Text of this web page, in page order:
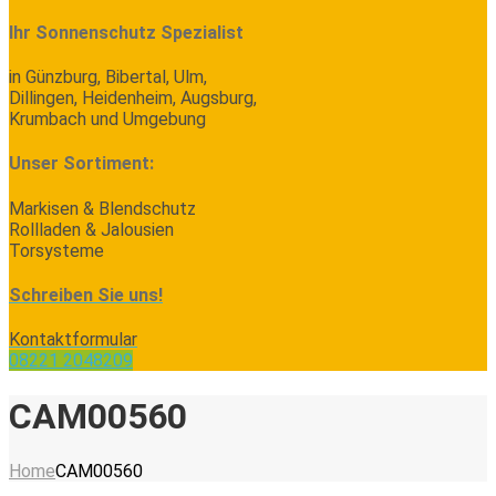
Ihr Sonnenschutz Spezialist
in Günzburg, Bibertal, Ulm,
Dillingen, Heidenheim, Augsburg,
Krumbach und Umgebung
Unser Sortiment:
Markisen & Blendschutz
Rollladen & Jalousien
Torsysteme
Schreiben Sie uns!
Kontaktformular
08221 2048209
CAM00560
HomeCAM00560